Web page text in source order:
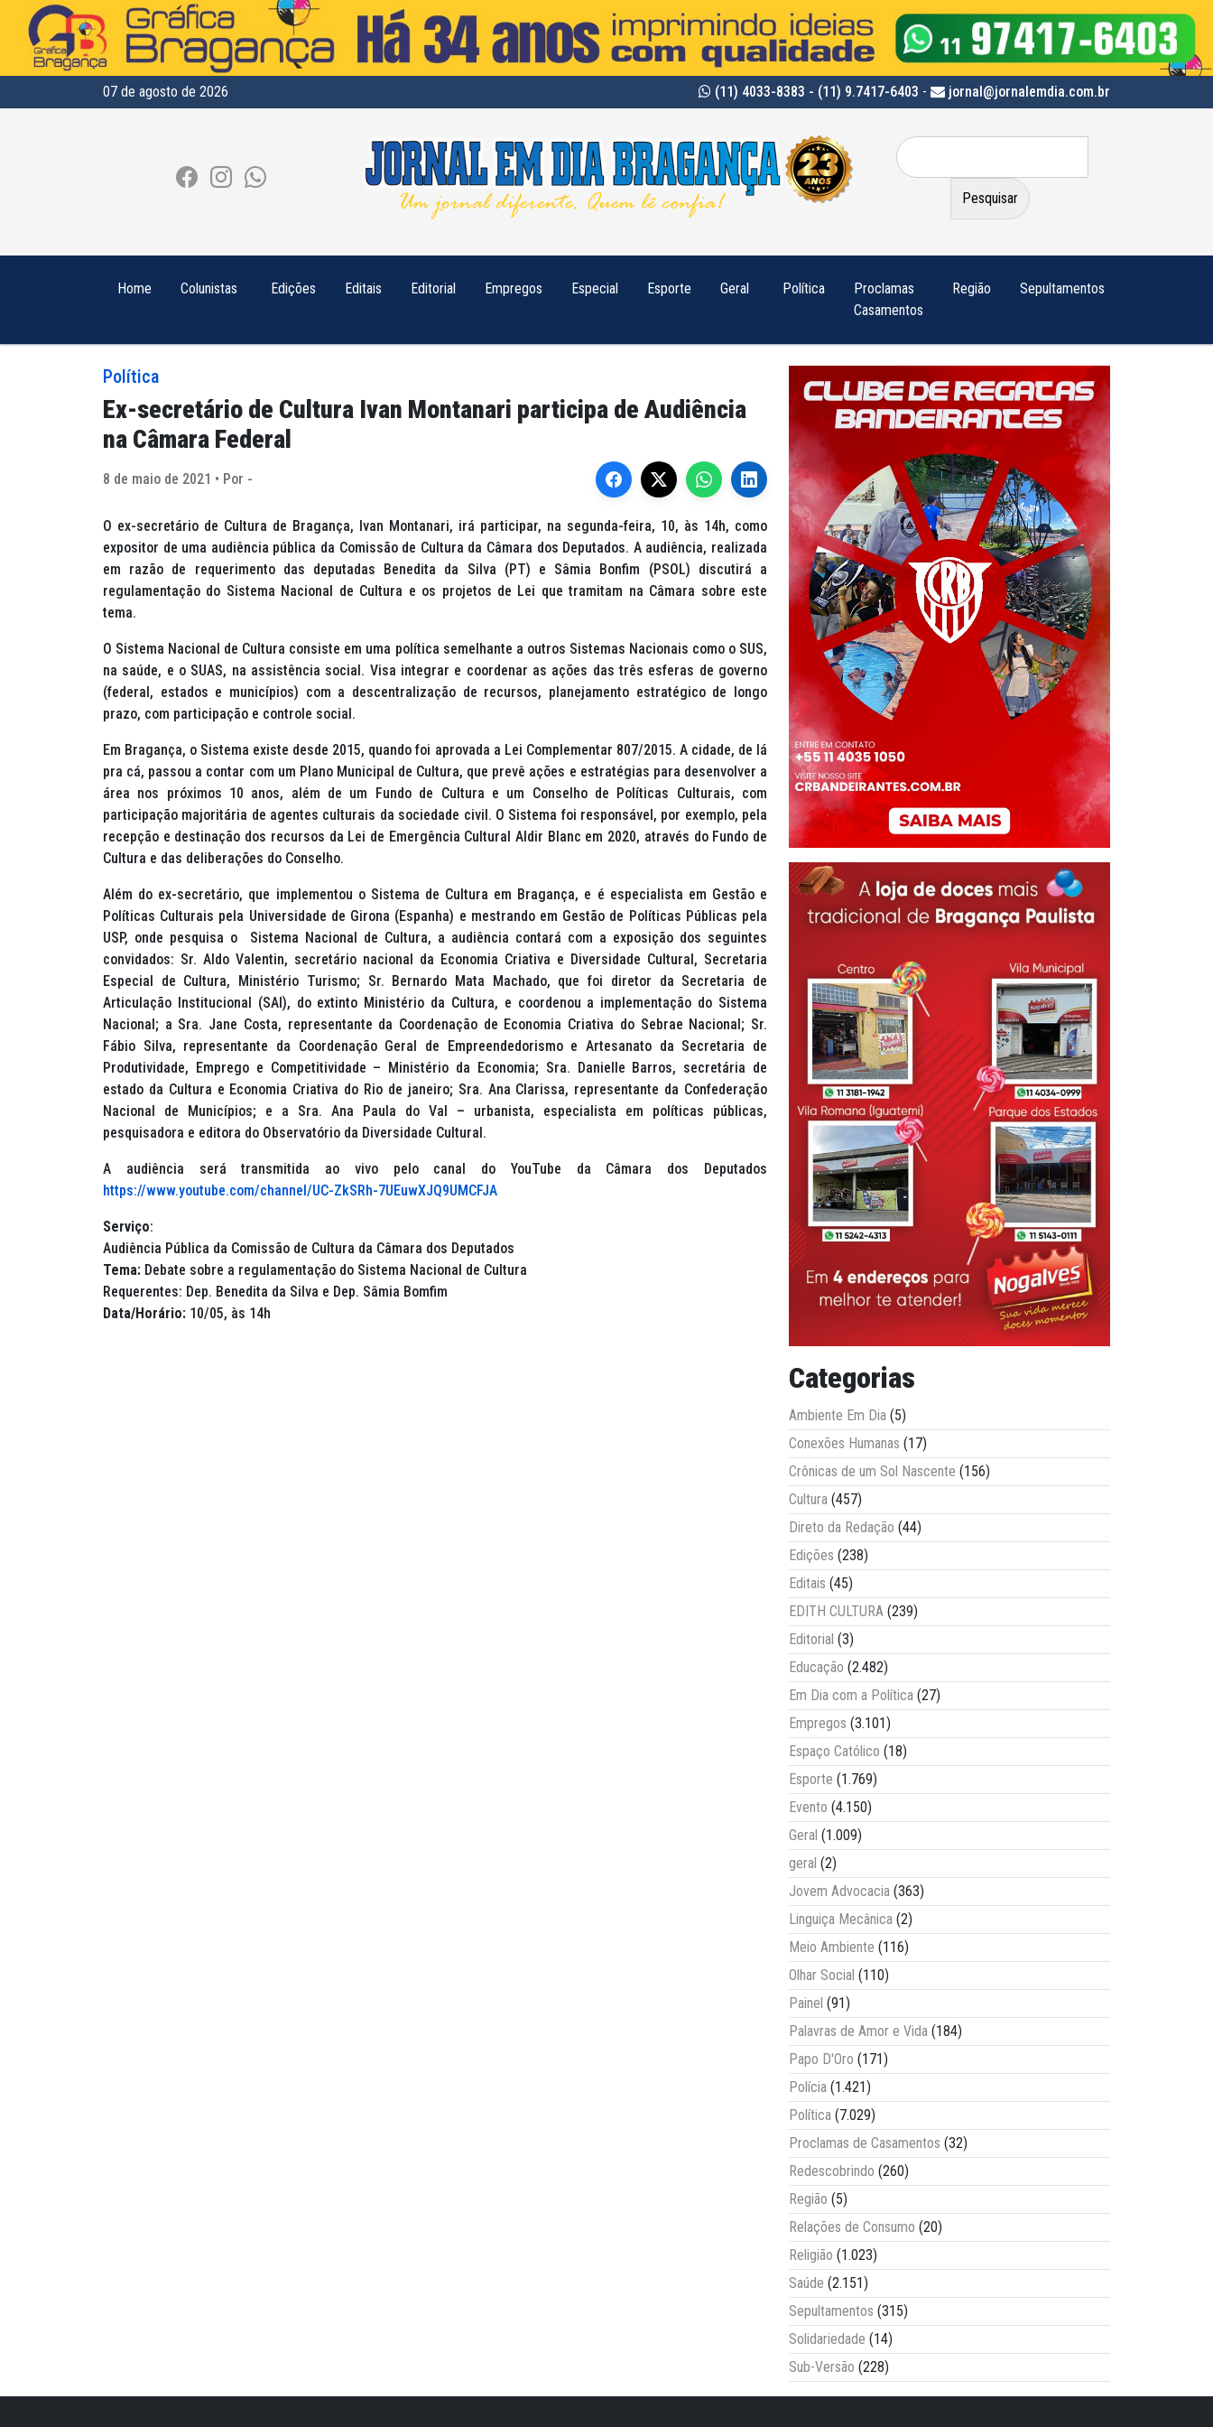
07 de agosto de 2026 (11) 4033-8383 - (11) 9.7417-6403 - jornal@jornalemdia.com.br
Pesquisar
por:
Home Colunistas Edições Editais Editorial Empregos Especial Esporte Geral Política
Proclamas
Casamentos
Região Sepultamentos
Política
Ex-secretário de Cultura Ivan Montanari participa de Audiência
na Câmara Federal
8 de maio de 2021 • Por -
O ex-secretário de Cultura de Bragança, Ivan Montanari, irá participar, na segunda-feira, 10, às 14h, como
expositor de uma audiência pública da Comissão de Cultura da Câmara dos Deputados. A audiência, realizada
em razão de requerimento das deputadas Benedita da Silva (PT) e Sâmia Bonfim (PSOL) discutirá a
regulamentação do Sistema Nacional de Cultura e os projetos de Lei que tramitam na Câmara sobre este
tema.
O Sistema Nacional de Cultura consiste em uma política semelhante a outros Sistemas Nacionais como o SUS,
na saúde, e o SUAS, na assistência social. Visa integrar e coordenar as ações das três esferas de governo
(federal, estados e municípios) com a descentralização de recursos, planejamento estratégico de longo
prazo, com participação e controle social.
Em Bragança, o Sistema existe desde 2015, quando foi aprovada a Lei Complementar 807/2015. A cidade, de lá
pra cá, passou a contar com um Plano Municipal de Cultura, que prevê ações e estratégias para desenvolver a
área nos próximos 10 anos, além de um Fundo de Cultura e um Conselho de Políticas Culturais, com
participação majoritária de agentes culturais da sociedade civil. O Sistema foi responsável, por exemplo, pela
recepção e destinação dos recursos da Lei de Emergência Cultural Aldir Blanc em 2020, através do Fundo de
Cultura e das deliberações do Conselho.
Além do ex-secretário, que implementou o Sistema de Cultura em Bragança, e é especialista em Gestão e
Políticas Culturais pela Universidade de Girona (Espanha) e mestrando em Gestão de Políticas Públicas pela
USP, onde pesquisa o Sistema Nacional de Cultura, a audiência contará com a exposição dos seguintes
convidados: Sr. Aldo Valentin, secretário nacional da Economia Criativa e Diversidade Cultural, Secretaria
Especial de Cultura, Ministério Turismo; Sr. Bernardo Mata Machado, que foi diretor da Secretaria de
Articulação Institucional (SAI), do extinto Ministério da Cultura, e coordenou a implementação do Sistema
Nacional; a Sra. Jane Costa, representante da Coordenação de Economia Criativa do Sebrae Nacional; Sr.
Fábio Silva, representante da Coordenação Geral de Empreendedorismo e Artesanato da Secretaria de
Produtividade, Emprego e Competitividade – Ministério da Economia; Sra. Danielle Barros, secretária de
estado da Cultura e Economia Criativa do Rio de janeiro; Sra. Ana Clarissa, representante da Confederação
Nacional de Municípios; e a Sra. Ana Paula do Val – urbanista, especialista em políticas públicas,
pesquisadora e editora do Observatório da Diversidade Cultural.
A audiência será transmitida ao vivo pelo canal do YouTube da Câmara dos Deputados
https://www.youtube.com/channel/UC-ZkSRh-7UEuwXJQ9UMCFJA
Serviço:
Audiência Pública da Comissão de Cultura da Câmara dos Deputados
Tema: Debate sobre a regulamentação do Sistema Nacional de Cultura
Requerentes: Dep. Benedita da Silva e Dep. Sâmia Bomfim
Data/Horário: 10/05, às 14h
Categorias
Ambiente Em Dia (5)
Conexões Humanas (17)
Crônicas de um Sol Nascente (156)
Cultura (457)
Direto da Redação (44)
Edições (238)
Editais (45)
EDITH CULTURA (239)
Editorial (3)
Educação (2.482)
Em Dia com a Política (27)
Empregos (3.101)
Espaço Católico (18)
Esporte (1.769)
Evento (4.150)
Geral (1.009)
geral (2)
Jovem Advocacia (363)
Linguiça Mecânica (2)
Meio Ambiente (116)
Olhar Social (110)
Painel (91)
Palavras de Amor e Vida (184)
Papo D'Oro (171)
Polícia (1.421)
Política (7.029)
Proclamas de Casamentos (32)
Redescobrindo (260)
Região (5)
Relações de Consumo (20)
Religião (1.023)
Saúde (2.151)
Sepultamentos (315)
Solidariedade (14)
Sub-Versão (228)